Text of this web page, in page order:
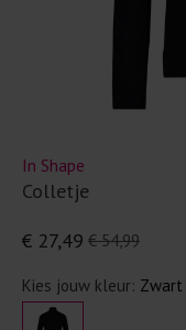
In Shape
Colletje
€ 54,99
€ 27,49
Kies jouw kleur: Zwart